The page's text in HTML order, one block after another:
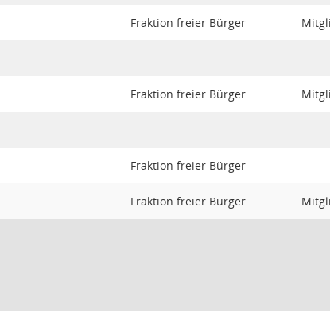
Fraktion freier Bürger
Fraktion freier Bürger
Fraktion freier Bürger
Fraktion freier Bürger